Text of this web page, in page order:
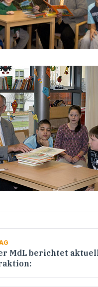
MdL berichtet